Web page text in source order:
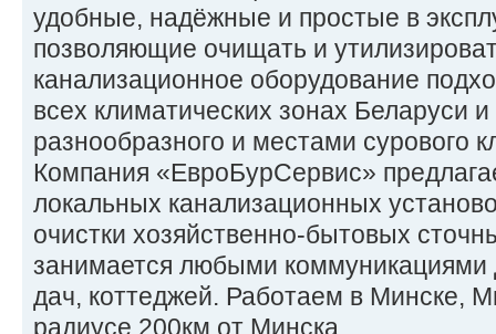
удобные, надёжные и простые в
позволяющие очищать и
канализационное оборудование
всех климатических зонах Беларуси
разнообразного и местами сурового
Компания «ЕвроБурСервис»
локальных канализационных
очистки хозяйственно-бытовых
занимается любыми коммуникациями
дач, коттеджей. Работаем в Минске,
радиусе 200км от Минска.